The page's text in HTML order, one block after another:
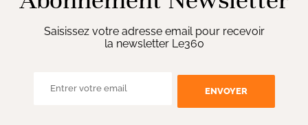
Saisissez votre adresse email pour recevoir
la newsletter Le360
ENVOYER